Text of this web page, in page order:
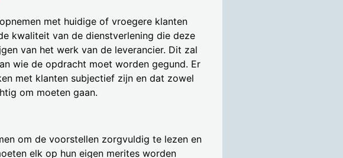
met huidige of vroegere klanten
kwaliteit van de dienstverlening die deze
van het werk van de leverancier. Dit zal
wie de opdracht moet worden gegund. Er
met klanten subjectief zijn en dat zowel
om moeten gaan.
om de voorstellen zorgvuldig te lezen en
elk op hun eigen merites worden